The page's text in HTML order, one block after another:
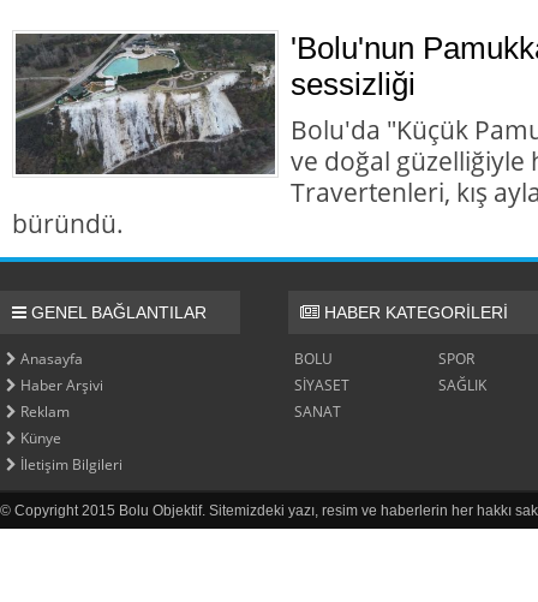
'Bolu'nun
sessizliği
Bolu'da "Küçük
ve doğal güzelliğiyle
Travertenleri, kış
büründü.
GENEL BAĞLANTILAR
Anasayfa
Haber Arşivi
Reklam
Künye
İletişim Bilgileri
HABER KATEGORİLERİ
BOLU
SPOR
SİYASET
SAĞLIK
SANAT
© Copyright 2015 Bolu Objektif. Sitemizdeki yazı, resim ve haberlerin her hakkı